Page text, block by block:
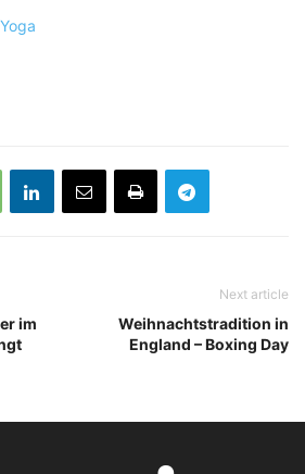
im
Next article
Weihnachtstradition in
England – Boxing Day